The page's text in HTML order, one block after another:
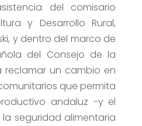
del comisario
y Desarrollo Rural,
y dentro del marco de
del Consejo de la
reclamar un cambio en
que permita
andaluz -y el
seguridad alimentaria